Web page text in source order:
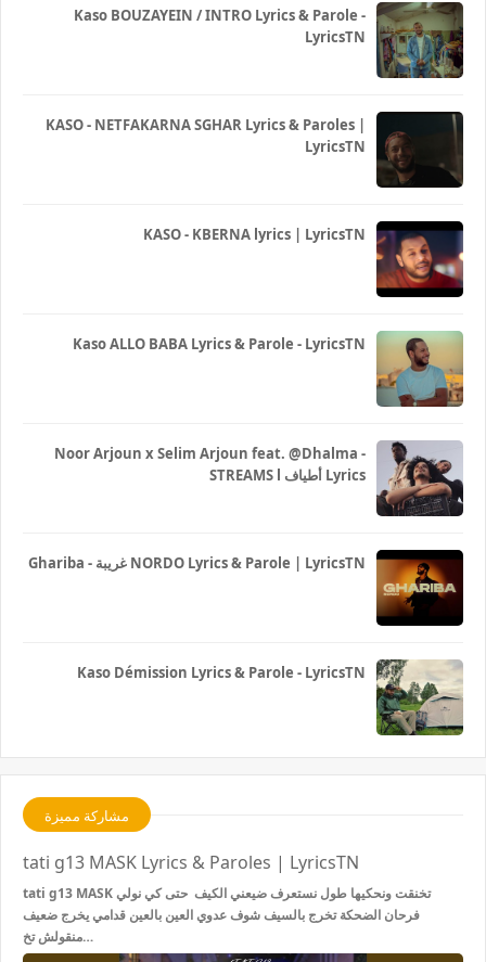
Kaso BOUZAYEIN / INTRO Lyrics & Parole -
LyricsTN
KASO - NETFAKARNA SGHAR Lyrics & Paroles |
LyricsTN
KASO - KBERNA lyrics | LyricsTN
Kaso ALLO BABA Lyrics & Parole - LyricsTN
Noor Arjoun x Selim Arjoun feat. @Dhalma -
STREAMS l أطياف Lyrics
Ghariba - غريبة NORDO Lyrics & Parole | LyricsTN
Kaso Démission Lyrics & Parole - LyricsTN
مشاركة مميزة
tati g13 MASK Lyrics & Paroles | LyricsTN
tati g13 MASK تخنقت ونحكيها طول نستعرف ضيعني الكيف حتى كي نولي
فرحان الضحكة تخرج بالسيف شوف عدوي العين بالعين قدامي يخرج ضعيف
منقولش تخ…